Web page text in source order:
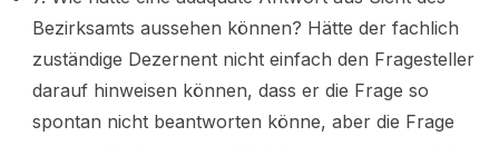
Bezirksamts aussehen können? Hätte der fachlich
zuständige Dezernent nicht einfach den Fragesteller
darauf hinweisen können, dass er die Frage so
spontan nicht beantworten könne, aber die Frage